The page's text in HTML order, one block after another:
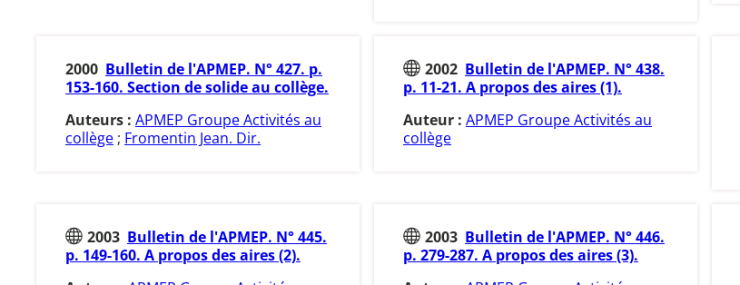
2000 Bulletin de l'APMEP. N° 427. p.
153-160. Section de solide au collège.
Auteurs : APMEP Groupe Activités au
collège; Fromentin Jean. Dir.
2002 Bulletin de l'APMEP. N° 438.
p. 11-21. A propos des aires (1).
Auteur : APMEP Groupe Activités au
collège
2003 Bulletin de l'APMEP. N° 445.
p. 149-160. A propos des aires (2).
2003 Bulletin de l'APMEP. N° 446.
p. 279-287. A propos des aires (3).